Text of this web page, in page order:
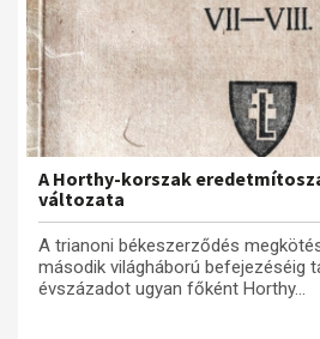
A Horthy-korszak
változata
A trianoni békeszerződés
második világháború befejezéséig
évszázadot ugyan főként Horthy...